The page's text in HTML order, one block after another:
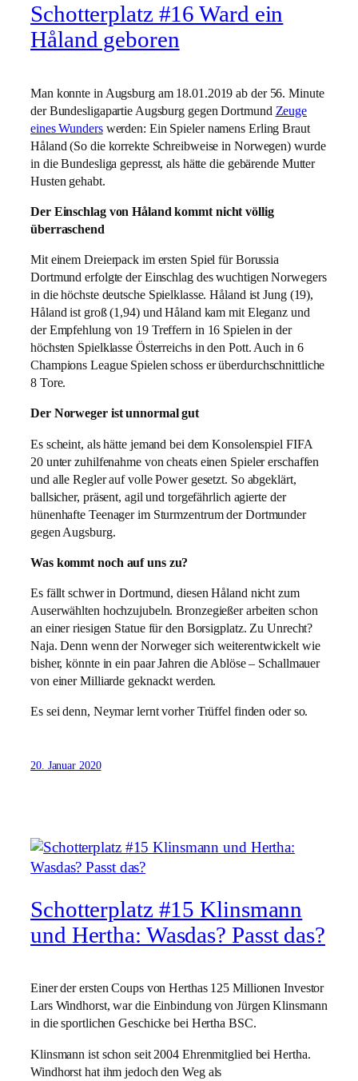
Schotterplatz #16 Ward ein
Håland geboren
Man konnte in Augsburg am 18.01.2019 ab der 56. Minute
der Bundesligapartie Augsburg gegen Dortmund Zeuge
eines Wunderswerden: Ein Spieler namens Erling Braut
Håland (So die korrekte Schreibweise in Norwegen) wurde
in die Bundesliga gepresst, als hätte die gebärende Mutter
Husten gehabt.
Der Einschlag von Håland kommt nicht völlig
überraschend
Mit einem Dreierpack im ersten Spiel für Borussia
Dortmund erfolgte der Einschlag des wuchtigen Norwegers
in die höchste deutsche Spielklasse. Håland ist Jung (19),
Håland ist groß (1,94) und Håland kam mit Eleganz und
der Empfehlung von 19 Treffern in 16 Spielen in der
höchsten Spielklasse Österreichs in den Pott. Auch in 6
Champions League Spielen schoss er überdurchschnittliche
8 Tore.
Der Norweger ist unnormal gut
Es scheint, als hätte jemand bei dem Konsolenspiel FIFA
20 unter zuhilfenahme von cheats einen Spieler erschaffen
und alle Regler auf volle Power gesetzt. So abgeklärt,
ballsicher, präsent, agil und torgefährlich agierte der
hünenhafte Teenager im Sturmzentrum der Dortmunder
gegen Augsburg.
Was kommt noch auf uns zu?
Es fällt schwer in Dortmund, diesen Håland nicht zum
Auserwählten hochzujubeln. Bronzegießer arbeiten schon
an einer riesigen Statue für den Borsigplatz. Zu Unrecht?
Naja. Denn wenn der Norweger sich weiterentwickelt wie
bisher, könnte in ein paar Jahren die Ablöse – Schallmauer
von einer Milliarde geknackt werden.
Es sei denn, Neymar lernt vorher Trüffel finden oder so.
20. Januar 2020
Schotterplatz #15 Klinsmann
und Hertha: Wasdas? Passt das?
Einer der ersten Coups von Herthas 125 Millionen Investor
Lars Windhorst, war die Einbindung von Jürgen Klinsmann
in die sportlichen Geschicke bei Hertha BSC.
Klinsmann ist schon seit 2004 Ehrenmitglied bei Hertha.
Windhorst hat ihm jedoch den Weg als